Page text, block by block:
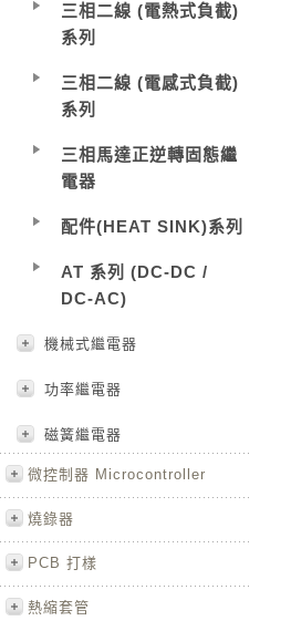
三相二線 (電熱式負截)
系列
三相二線 (電感式負截)
系列
三相馬達正逆轉固態繼
電器
配件(HEAT SINK)系列
AT 系列 (DC-DC /
DC-AC)
機械式繼電器
功率繼電器
磁簧繼電器
微控制器 Microcontroller
燒錄器
PCB 打樣
熱縮套管